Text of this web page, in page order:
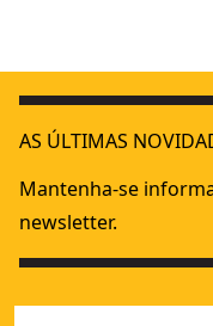
AS ÚLTIMAS
Mantenha-se
newsletter.